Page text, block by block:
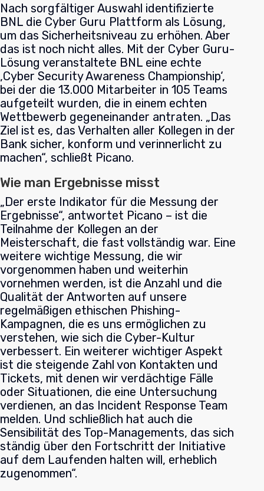
Nach sorgfältiger Auswahl identifizierte
BNL die Cyber Guru Plattform als Lösung,
um das Sicherheitsniveau zu erhöhen. Aber
das ist noch nicht alles. Mit der Cyber Guru-
Lösung veranstaltete BNL eine echte
‚Cyber Security Awareness Championship‘,
bei der die 13.000 Mitarbeiter in 105 Teams
aufgeteilt wurden, die in einem echten
Wettbewerb gegeneinander antraten. „Das
Ziel ist es, das Verhalten aller Kollegen in der
Bank sicher, konform und verinnerlicht zu
machen“, schließt Picano.
Wie man Ergebnisse misst
„Der erste Indikator für die Messung der
Ergebnisse“, antwortet Picano – ist die
Teilnahme der Kollegen an der
Meisterschaft, die fast vollständig war. Eine
weitere wichtige Messung, die wir
vorgenommen haben und weiterhin
vornehmen werden, ist die Anzahl und die
Qualität der Antworten auf unsere
regelmäßigen ethischen Phishing-
Kampagnen, die es uns ermöglichen zu
verstehen, wie sich die Cyber-Kultur
verbessert. Ein weiterer wichtiger Aspekt
ist die steigende Zahl von Kontakten und
Tickets, mit denen wir verdächtige Fälle
oder Situationen, die eine Untersuchung
verdienen, an das Incident Response Team
melden. Und schließlich hat auch die
Sensibilität des Top-Managements, das sich
ständig über den Fortschritt der Initiative
auf dem Laufenden halten will, erheblich
zugenommen“.